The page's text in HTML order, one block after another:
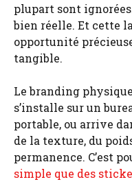
plupart sont
bien réelle. Et cette
opportunité
tangible.
Le branding
s’installe sur un
portable, ou arrive
de la texture, du
permanence. C’est
simple que des